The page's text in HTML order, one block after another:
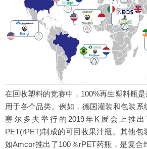
在回收塑料的竞赛中，100%再生塑料瓶
用于各个品类。例如，德国灌装和包装系
塞尔多夫举行的2019年K展会上推
PET(rPET)制成的可回收果汁瓶。其他包
如Amcor推出了100％rPET药瓶，是复合